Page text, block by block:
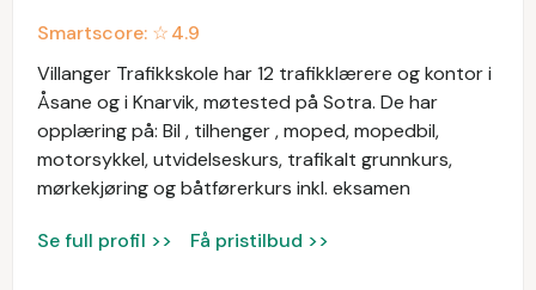
Smartscore: ☆4.9
Villanger Trafikkskole har 12 trafikklærere og kontor i
Åsane og i Knarvik, møtested på Sotra. De har
opplæring på: Bil , tilhenger , moped, mopedbil,
motorsykkel, utvidelseskurs, trafikalt grunnkurs,
mørkekjøring og båtførerkurs inkl. eksamen
Se full profil >> Få pristilbud >>